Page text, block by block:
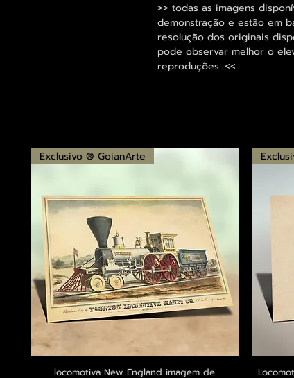
>> todas as imagens
demonstração e estão em
resolução dos originais
pode observar melhor o
reproduções. <<
Visualização rápida
Exclusivo ® GoianArte
locomotiva New England imagem de